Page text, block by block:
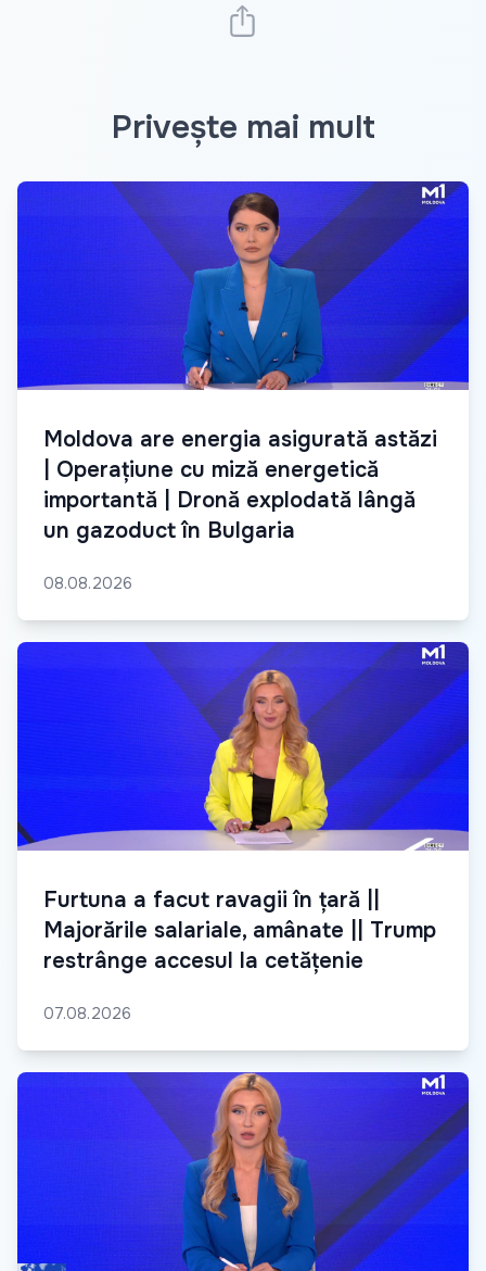
Privește mai mult
Moldova are energia asigurată astăzi
| Operațiune cu miză energetică
importantă | Dronă explodată lângă
un gazoduct în Bulgaria
08.08.2026
Furtuna a facut ravagii în țară ||
Majorările salariale, amânate || Trump
restrânge accesul la cetățenie
07.08.2026